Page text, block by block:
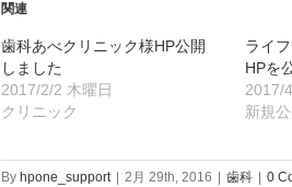
関連
歯科あべクリニック様HP公開
しました
2017/2/2 木曜日
クリニック
ライ
HPを
2017/
新規
By hpone_support 2月 29th, 2016 歯科 0